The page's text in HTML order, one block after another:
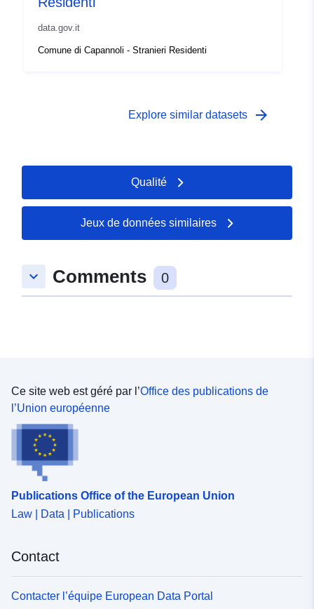
data.gov.it
Comune di Capannoli - Stranieri Residenti
Explore similar datasets arrow_forward
Qualité
Jeux de données similaires
keyboard_arrow_down Comments 0
Ce site web est géré par l’Office des publications de
l’Union européenne
Publications Office of the European Union
Law | Data | Publications
Contact
Contacter l’équipe European Data Portal